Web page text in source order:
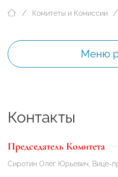
Комитеты и Комиссии
Меню
Контакты
Председатель Комитета
Сиротин Олег Юрьевич,